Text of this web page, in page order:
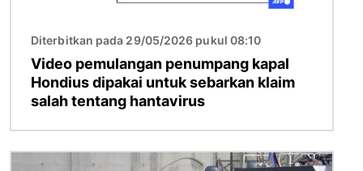
Diterbitkan pada 29/05/2026 pukul 08:10
Video pemulangan penumpang kapal
Hondius dipakai untuk sebarkan klaim
salah tentang hantavirus
Gambar